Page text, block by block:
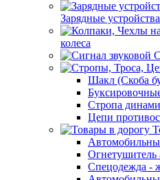
Зарядные
колеса
Шакл (Скоба
Стропа
Цепи
Огнетушитель
Спецодежда -